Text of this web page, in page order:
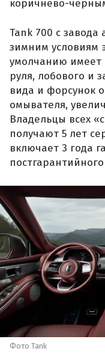
коричнево-
Tank 700 с
зимним условиям
умолчанию имеет
руля, лобового и
вида и форсунок
омывателя,
Владельцы всех
получают 5 лет
включает 3 года
Фото Tank